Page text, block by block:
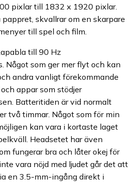
pixlar till 1832 x 1920 pixlar.
skvallrar om en skarpare
till spel och film.
till 90 Hz
Något som ger mer flyt och kan
andra vanligt förekommande
appar som stödjer
Batteritiden är vid normalt
två timmar. Något som för min
kan vara i kortaste laget
Headsetet har även
fungerar bra och låter okej för
vara nöjd med ljudet går det att
en 3.5-mm-ingång direkt i